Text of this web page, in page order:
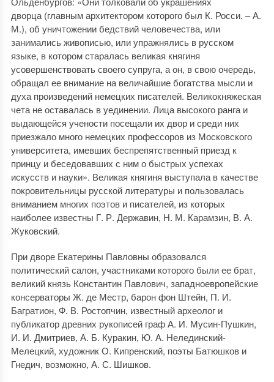
дворца (главным архитектором которого был К. Росси. – А.
М.), об уничтожении бедствий человечества, или
занимались живописью, или упражнялись в русском
языке, в котором старалась великая княгиня
усовершенствовать своего супруга, а он, в свою очередь,
обращал ее внимание на величайшие богатства мысли и
духа произведений немецких писателей. Великокняжеская
чета не оставалась в уединении. Лица высокого ранга и
выдающейся учености посещали их двор и среди них
приезжало много немецких профессоров из Московского
университета, имевших беспрепятственный приезд к
принцу и беседовавших с ним о быстрых успехах
искусств и науки». Великая княгиня выступала в качестве
покровительницы русской литературы и пользовалась
вниманием многих поэтов и писателей, из которых
наиболее известны Г. Р. Державин, Н. М. Карамзин, В. А.
Жуковский.
При дворе Екатерины Павловны образовался
политический салон, участниками которого были ее брат,
великий князь Константин Павлович, западноевропейские
консерваторы Ж. де Местр, барон фон Штейн, П. И.
Багратион, Ф. В. Ростопчин, известный археолог и
публикатор древних рукописей граф А. И. Мусин-Пушкин,
И. И. Дмитриев, А. Б. Куракин, Ю. А. Нелединский-
Мелецкий, художник О. Кипренский, поэты Батюшков и
Гнедич, возможно, А. С. Шишков.